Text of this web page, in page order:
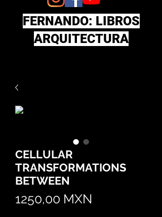
FERNANDO: LIBROS
ARQUITECTURA
CELLULAR
TRANSFORMATIONS
BETWEEN
1250,00 MXN